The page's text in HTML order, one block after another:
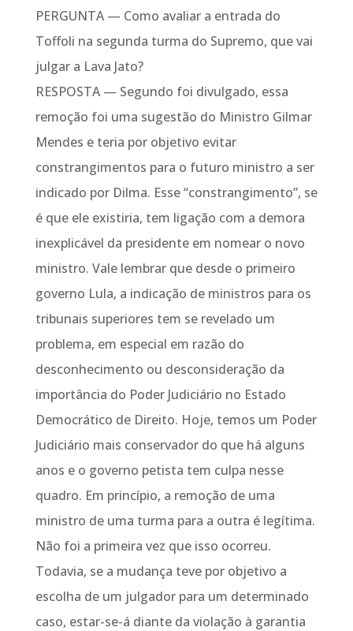
PERGUNTA — Como avaliar a entrada do
Toffoli na segunda turma do Supremo, que vai
julgar a Lava Jato?
RESPOSTA — Segundo foi divulgado, essa
remoção foi uma sugestão do Ministro Gilmar
Mendes e teria por objetivo evitar
constrangimentos para o futuro ministro a ser
indicado por Dilma. Esse “constrangimento”, se
é que ele existiria, tem ligação com a demora
inexplicável da presidente em nomear o novo
ministro. Vale lembrar que desde o primeiro
governo Lula, a indicação de ministros para os
tribunais superiores tem se revelado um
problema, em especial em razão do
desconhecimento ou desconsideração da
importância do Poder Judiciário no Estado
Democrático de Direito. Hoje, temos um Poder
Judiciário mais conservador do que há alguns
anos e o governo petista tem culpa nesse
quadro. Em princípio, a remoção de uma
ministro de uma turma para a outra é legítima.
Não foi a primeira vez que isso ocorreu.
Todavia, se a mudança teve por objetivo a
escolha de um julgador para um determinado
caso, estar-se-á diante da violação à garantia